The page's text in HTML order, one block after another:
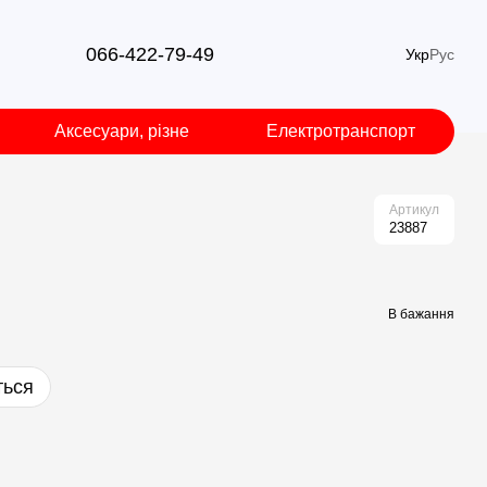
066-422-79-49 УкрРус
Аксесуари, різне Електротранспорт
Артикул
23887
В бажання